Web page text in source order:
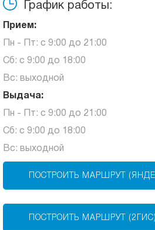
График работы:
Прием:
Пн - Пт: с 9:00 до 21:00
Сб: с 9:00 до 18:00
Вс: выходной
Выдача:
Пн - Пт: с 9:00 до 21:00
Сб: с 9:00 до 18:00
Вс: выходной
ПОСТРОИТЬ МАРШРУТ
ПОСТРОИТЬ МАРШРУТ (2ГИС)